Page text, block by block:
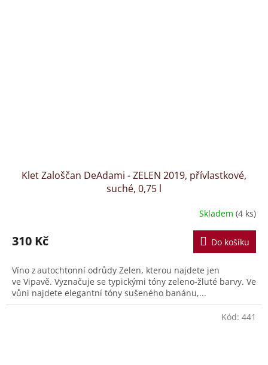
Klet Zaloščan DeAdami - ZELEN 2019, přívlastkové,
suché, 0,75 l
Skladem (4 ks)
310 Kč Do košíku
Víno z autochtonní odrůdy Zelen, kterou najdete jen
ve Vipavě. Vyznačuje se typickými tóny zeleno-žluté barvy. Ve
vůni najdete elegantní tóny sušeného banánu,...
Kód: 441